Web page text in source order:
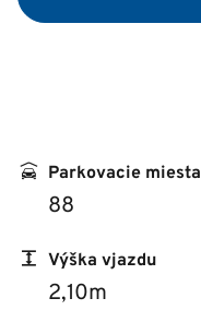
Parkovacie miesta
88
Výška vjazdu
2,10m